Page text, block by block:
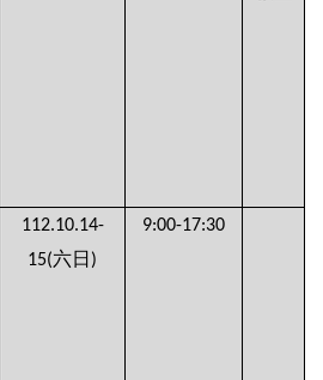
112.10.14-
15(六日 )
9:00-17:30